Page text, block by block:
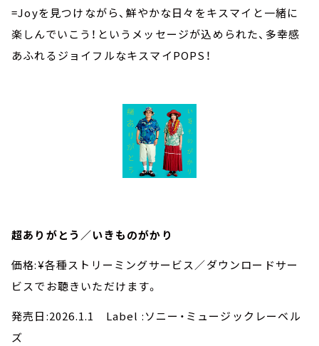
=Joyを見つけながら、鮮やかな日々をキスマイと一緒に
楽しんでいこう！というメッセージが込められた、多幸感
あふれるジョイフルなキスマイPOPS！
超ありがとう／いきものがかり
価格:¥各種ストリーミングサービス／ダウンロードサー
ビスでお聴きいただけます。
発売日:2026.1.1 Label :ソニー・ミュージックレーベル
ズ